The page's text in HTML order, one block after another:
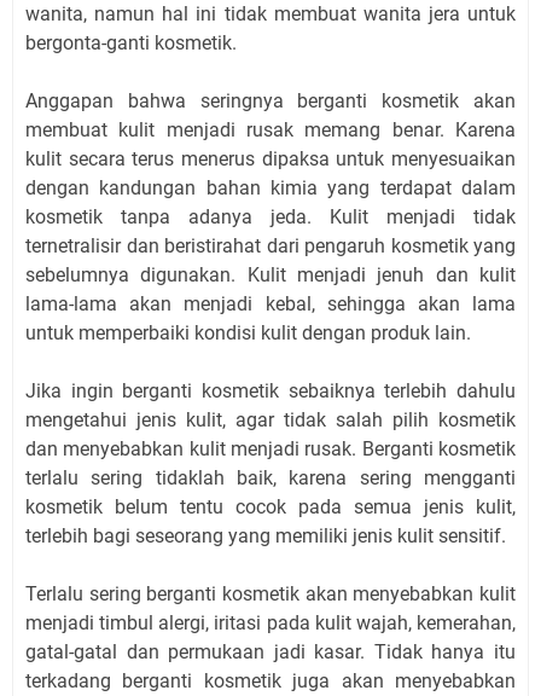
wanita, namun hal ini tidak membuat wanita jera untuk
bergonta-ganti kosmetik.
Anggapan bahwa seringnya berganti kosmetik akan
membuat kulit menjadi rusak memang benar. Karena
kulit secara terus menerus dipaksa untuk menyesuaikan
dengan kandungan bahan kimia yang terdapat dalam
kosmetik tanpa adanya jeda. Kulit menjadi tidak
ternetralisir dan beristirahat dari pengaruh kosmetik yang
sebelumnya digunakan. Kulit menjadi jenuh dan kulit
lama-lama akan menjadi kebal, sehingga akan lama
untuk memperbaiki kondisi kulit dengan produk lain.
Jika ingin berganti kosmetik sebaiknya terlebih dahulu
mengetahui jenis kulit, agar tidak salah pilih kosmetik
dan menyebabkan kulit menjadi rusak. Berganti kosmetik
terlalu sering tidaklah baik, karena sering mengganti
kosmetik belum tentu cocok pada semua jenis kulit,
terlebih bagi seseorang yang memiliki jenis kulit sensitif.
Terlalu sering berganti kosmetik akan menyebabkan kulit
menjadi timbul alergi, iritasi pada kulit wajah, kemerahan,
gatal-gatal dan permukaan jadi kasar. Tidak hanya itu
terkadang berganti kosmetik juga akan menyebabkan